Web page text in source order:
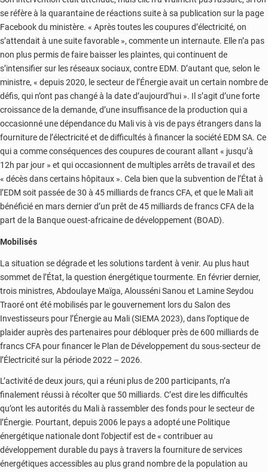
se réfère à la quarantaine de réactions suite à sa publication sur la page
Facebook du ministère. « Après toutes les coupures d’électricité, on
s’attendait à une suite favorable », commente un internaute. Elle n’a pas
non plus permis de faire baisser les plaintes, qui continuent de
s’intensifier sur les réseaux sociaux, contre EDM. D’autant que, selon le
ministre, « depuis 2020, le secteur de l’Énergie avait un certain nombre de
défis, qui n’ont pas changé à la date d’aujourd’hui ». Il s’agit d’une forte
croissance de la demande, d’une insuffisance de la production qui a
occasionné une dépendance du Mali vis à vis de pays étrangers dans la
fourniture de l’électricité et de difficultés à financer la société EDM SA. Ce
qui a comme conséquences des coupures de courant allant « jusqu’à
12h par jour » et qui occasionnent de multiples arrêts de travail et des
« décès dans certains hôpitaux ». Cela bien que la subvention de l’État à
l’EDM soit passée de 30 à 45 milliards de francs CFA, et que le Mali ait
bénéficié en mars dernier d’un prêt de 45 milliards de francs CFA de la
part de la Banque ouest-africaine de développement (BOAD).
Mobilisés
La situation se dégrade et les solutions tardent à venir. Au plus haut
sommet de l’État, la question énergétique tourmente. En février dernier,
trois ministres, Abdoulaye Maïga, Alousséni Sanou et Lamine Seydou
Traoré ont été mobilisés par le gouvernement lors du Salon des
Investisseurs pour l’Énergie au Mali (SIEMA 2023), dans l’optique de
plaider auprès des partenaires pour débloquer près de 600 milliards de
francs CFA pour financer le Plan de Développement du sous-secteur de
l’Électricité sur la période 2022 – 2026.
L’activité de deux jours, qui a réuni plus de 200 participants, n’a
finalement réussi à récolter que 50 milliards. C’est dire les difficultés
qu’ont les autorités du Mali à rassembler des fonds pour le secteur de
l’Énergie. Pourtant, depuis 2006 le pays a adopté une Politique
énergétique nationale dont l’objectif est de « contribuer au
développement durable du pays à travers la fourniture de services
énergétiques accessibles au plus grand nombre de la population au